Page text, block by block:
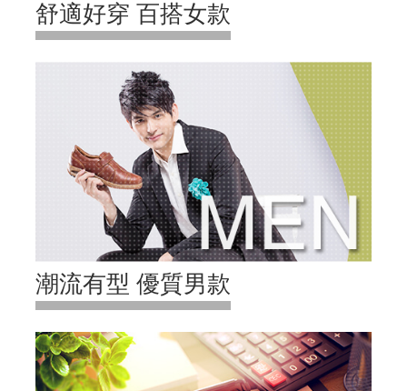
舒適好穿 百搭女款
潮流有型 優質男款